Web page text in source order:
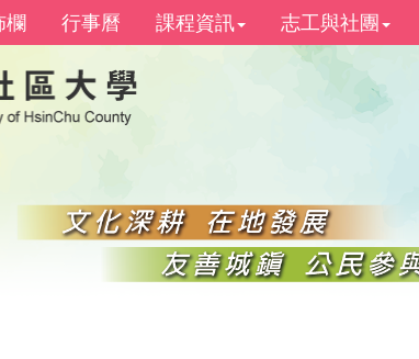
欄 行事曆 課程資訊 志工與社團